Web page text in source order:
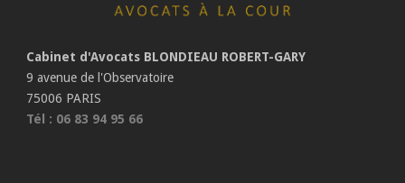
Cabinet d'Avocats BLONDIEAU ROBERT-GARY
9 avenue de l'Observatoire
75006 PARIS
Tél : 06 83 94 95 66